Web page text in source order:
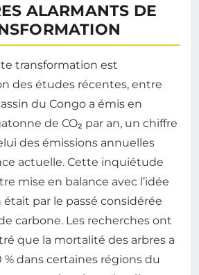
ALARMANTS DE
transformation est
des études récentes, entre
du Congo a émis en
de CO₂ par an, un chiffre
des émissions annuelles
actuelle. Cette inquiétude
mise en balance avec l’idée
par le passé considérée
carbone. Les recherches ont
que la mortalité des arbres a
dans certaines régions du